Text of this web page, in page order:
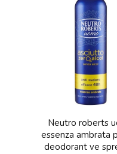
Neutro roberts
essenza ambrata
deodorant ve